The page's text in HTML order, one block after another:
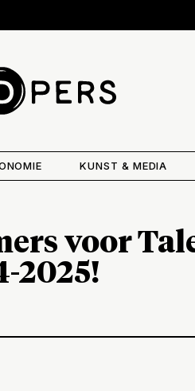
KUNST & MEDIA
voor
2025!